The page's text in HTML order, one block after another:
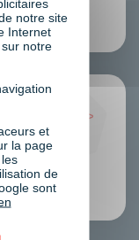
notre site
Internet
notre
et
la page
de
sont